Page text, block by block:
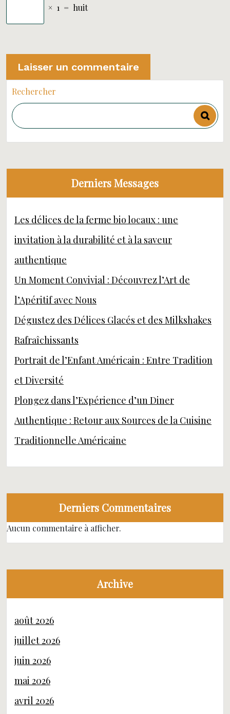
× 1 = huit
Rechercher
Derniers Messages
Les délices de la ferme bio locaux : une
invitation à la durabilité et à la saveur
authentique
Un Moment Convivial : Découvrez l’Art de
l’Apéritif avec Nous
Dégustez des Délices Glacés et des Milkshakes
Rafraîchissants
Portrait de l’Enfant Américain : Entre Tradition
et Diversité
Plongez dans l’Expérience d’un Diner
Authentique : Retour aux Sources de la Cuisine
Traditionnelle Américaine
Derniers Commentaires
Aucun commentaire à afficher.
Archive
août 2026
juillet 2026
juin 2026
mai 2026
avril 2026